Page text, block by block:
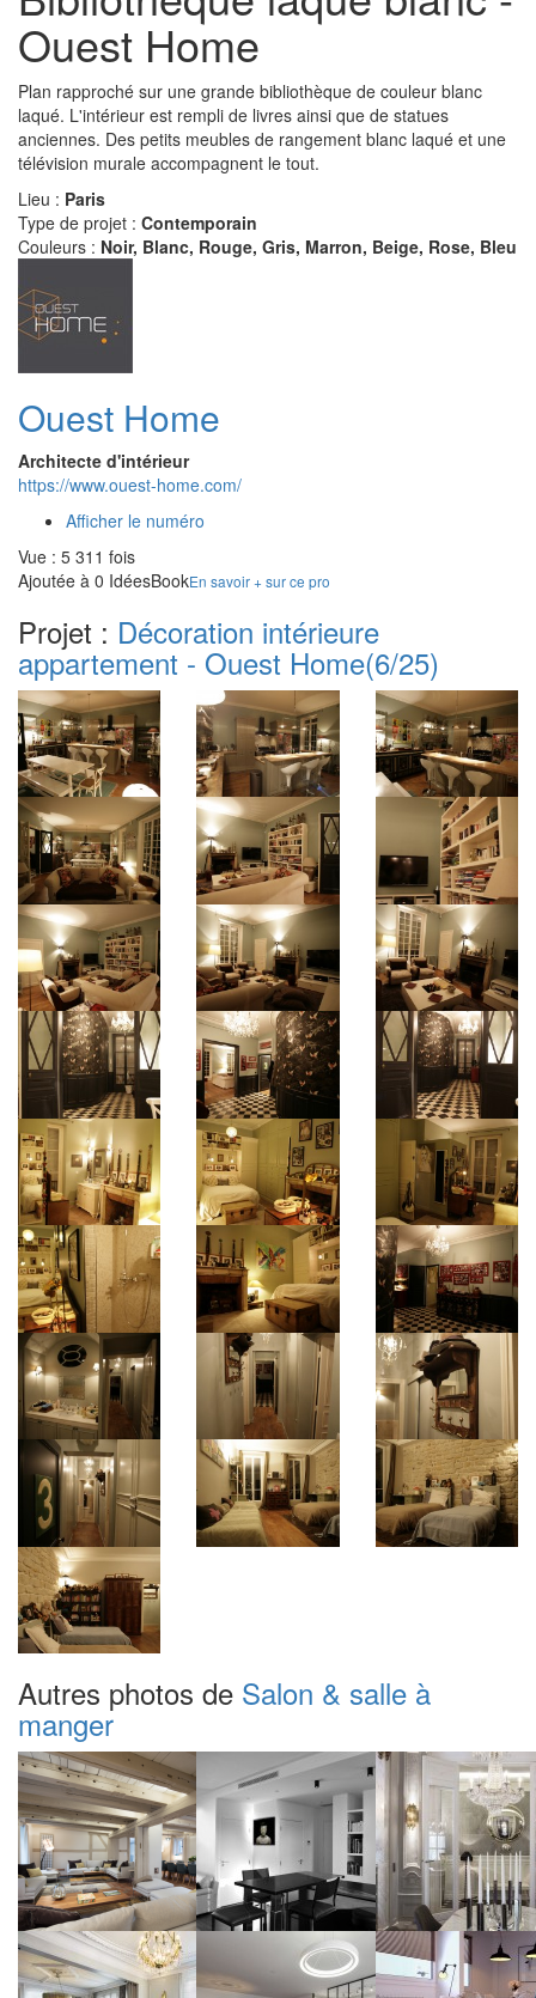
Ouest Home
Plan rapproché sur une grande bibliothèque de couleur blanc
laqué. L'intérieur est rempli de livres ainsi que de statues
anciennes. Des petits meubles de rangement blanc laqué et une
télévision murale accompagnent le tout.
Lieu : Paris
Type de projet : Contemporain
Couleurs : Noir, Blanc, Rouge, Gris, Marron, Beige, Rose, Bleu
Ouest Home
Architecte d'intérieur
https://www.ouest-home.com/
Afficher le numéro
Vue : 5 311 fois
Ajoutée à 0 IdéesBookEn savoir + sur ce pro
Projet : Décoration intérieure
appartement - Ouest Home(6/25)
Autres photos de Salon & salle à
manger